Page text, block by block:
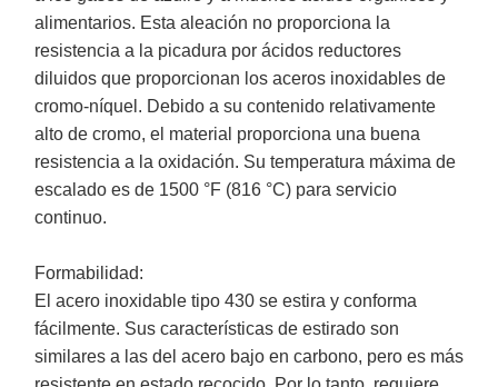
alimentarios. Esta aleación no proporciona la
resistencia a la picadura por ácidos reductores
diluidos que proporcionan los aceros inoxidables de
cromo-níquel. Debido a su contenido relativamente
alto de cromo, el material proporciona una buena
resistencia a la oxidación. Su temperatura máxima de
escalado es de 1500 °F (816 °C) para servicio
continuo.
Formabilidad:
El acero inoxidable tipo 430 se estira y conforma
fácilmente. Sus características de estirado son
similares a las del acero bajo en carbono, pero es más